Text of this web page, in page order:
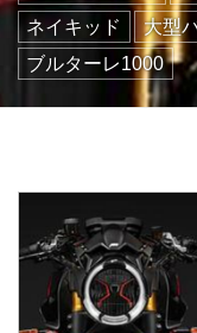
ネイキッド
大型
ブルターレ1000